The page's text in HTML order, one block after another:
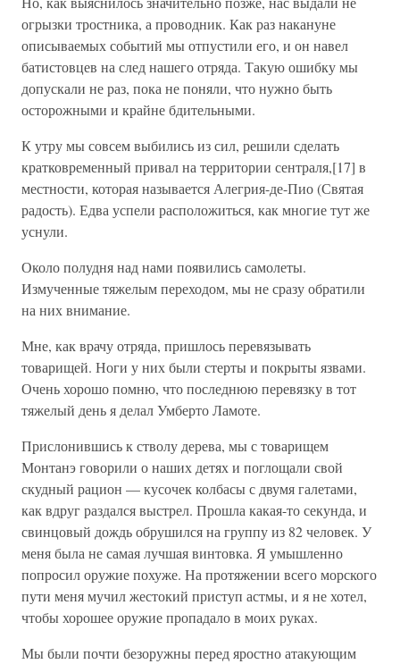
огрызки тростника, а проводник. Как раз накануне
описываемых событий мы отпустили его, и он навел
батистовцев на след нашего отряда. Такую ошибку мы
допускали не раз, пока не поняли, что нужно быть
осторожными и крайне бдительными.
К утру мы совсем выбились из сил, решили сделать
кратковременный привал на территории сентраля,[17] в
местности, которая называется Алегрия-де-Пио (Святая
радость). Едва успели расположиться, как многие тут же
уснули.
Около полудня над нами появились самолеты.
Измученные тяжелым переходом, мы не сразу обратили
на них внимание.
Мне, как врачу отряда, пришлось перевязывать
товарищей. Ноги у них были стерты и покрыты язвами.
Очень хорошо помню, что последнюю перевязку в тот
тяжелый день я делал Умберто Ламоте.
Прислонившись к стволу дерева, мы с товарищем
Монтанэ говорили о наших детях и поглощали свой
скудный рацион — кусочек колбасы с двумя галетами,
как вдруг раздался выстрел. Прошла какая-то секунда, и
свинцовый дождь обрушился на группу из 82 человек. У
меня была не самая лучшая винтовка. Я умышленно
попросил оружие похуже. На протяжении всего морского
пути меня мучил жестокий приступ астмы, и я не хотел,
чтобы хорошее оружие пропадало в моих руках.
Мы были почти безоружны перед яростно атакующим